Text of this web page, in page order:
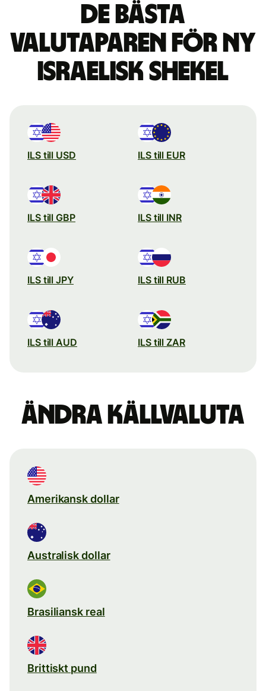
De bästa
valutaparen för ny
israelisk shekel
ILS till USD ILS till EUR
ILS till GBP ILS till INR
ILS till JPY ILS till RUB
ILS till AUD ILS till ZAR
Ändra källvaluta
Amerikansk dollar
Australisk dollar
Brasiliansk real
Brittiskt pund